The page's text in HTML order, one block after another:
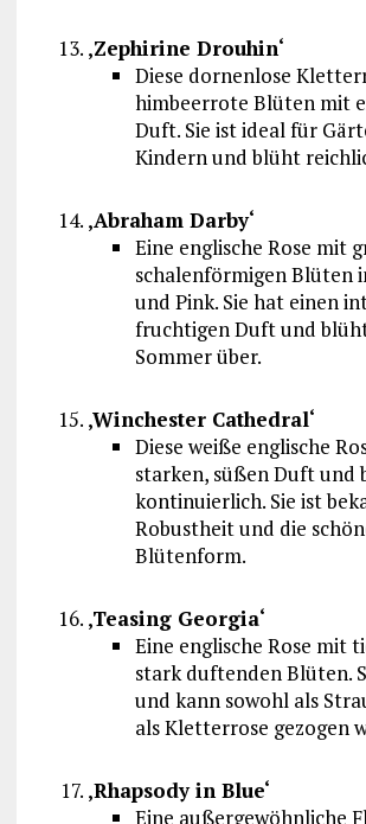
‚Zephirine Drouhin‘
Diese dornenlose
himbeerrote Blüten mit
Duft. Sie ist ideal für
Kindern und blüht
‚Abraham Darby‘
Eine englische Rose mit
schalenförmigen Blüten
und Pink. Sie hat einen
fruchtigen Duft und
Sommer über.
‚Winchester Cathedral‘
Diese weiße englische
starken, süßen Duft und
kontinuierlich. Sie ist
Robustheit und die
Blütenform.
‚Teasing Georgia‘
Eine englische Rose mit
stark duftenden Blüten.
und kann sowohl als
als Kletterrose gezogen
‚Rhapsody in Blue‘
Eine außergewöhnliche